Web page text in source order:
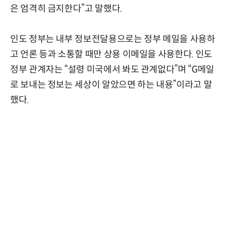
은 엄격히 금지한다”고 말했다.
인도 정부는 내부 정보전달용으로는 정부 메일을 사용하
고 언론 등과 소통할 때만 상용 이메일을 사용한다. 인도
정부 관계자는 “설령 미국에서 봐도 관계없다”며 “G메일
로 보내는 정보는 세상이 알았으면 하는 내용”이라고 말
했다.